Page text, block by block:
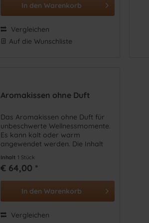
In den Warenkorb
Vergleichen
Auf die Wunschliste
Aromakissen ohne Duft
Das Aromakissen ohne Duft für
unbeschwerte Wellnessmomente.
Es kann kalt oder warm
angewendet werden. Die Inhalt
von Körper, Geist und Seele und
hilft bei diversen Beschwerden.
Inhalt 1 Stück
€ 64,00 *
In den Warenkorb
Vergleichen